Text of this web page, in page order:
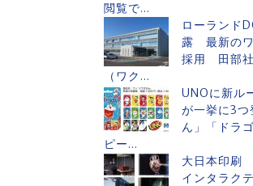
閲覧で...
ローランド
露 最新のワ
採用 田部社
（ワク...
UNOに新ル
が一挙に3
ん」「ドラ
ピー...
大日本印刷
インタラク